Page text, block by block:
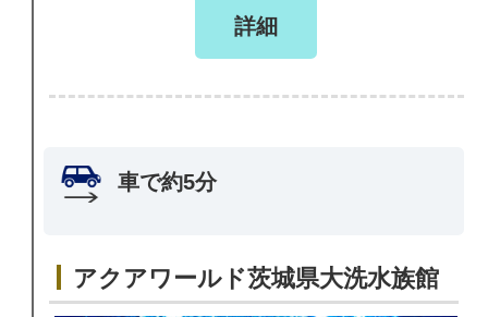
詳細
車で約5分
アクアワールド茨城県大洗水族館